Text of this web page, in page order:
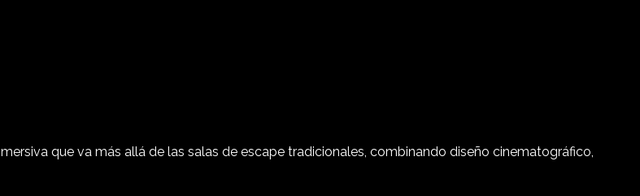
que va más allá de las salas de escape tradicionales, combinando diseño cinematográfico,